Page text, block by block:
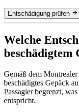
Entschädigung prüfen
Welche
beschädigtem
Gemäß dem
beschädigtes Gepäck
Passagier begrenzt,
entspricht.